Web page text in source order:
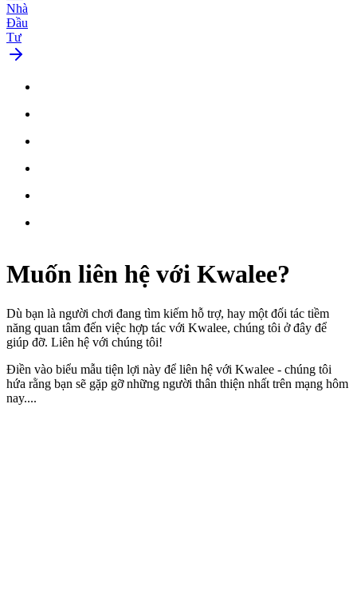
Nhà
Đầu
Tư
Muốn liên hệ với Kwalee?
Dù bạn là người chơi đang tìm kiếm hỗ trợ, hay một đối tác tiềm
năng quan tâm đến việc hợp tác với Kwalee, chúng tôi ở đây để
giúp đỡ. Liên hệ với chúng tôi!
Điền vào biểu mẫu tiện lợi này để liên hệ với Kwalee - chúng tôi
hứa rằng bạn sẽ gặp gỡ những người thân thiện nhất trên mạng hôm
nay....